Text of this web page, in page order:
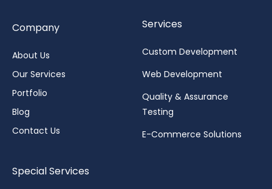
Company
About Us
Our Services
Portfolio
Blog
Contact Us
Services
Custom Development
Web Development
Quality & Assurance
Testing
E-Commerce Solutions
Special Services